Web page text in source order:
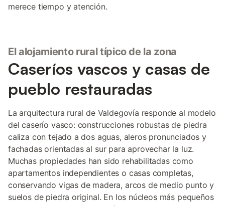
merece tiempo y atención.
El alojamiento rural típico de la zona
Caseríos vascos y casas de
pueblo restauradas
La arquitectura rural de Valdegovía responde al modelo
del caserío vasco: construcciones robustas de piedra
caliza con tejado a dos aguas, aleros pronunciados y
fachadas orientadas al sur para aprovechar la luz.
Muchas propiedades han sido rehabilitadas como
apartamentos independientes o casas completas,
conservando vigas de madera, arcos de medio punto y
suelos de piedra original. En los núcleos más pequeños